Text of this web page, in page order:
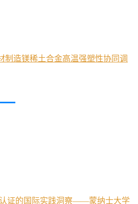
制造镁稀土合金高温强塑性协同调
证的国际实践洞察——蒙纳士大学